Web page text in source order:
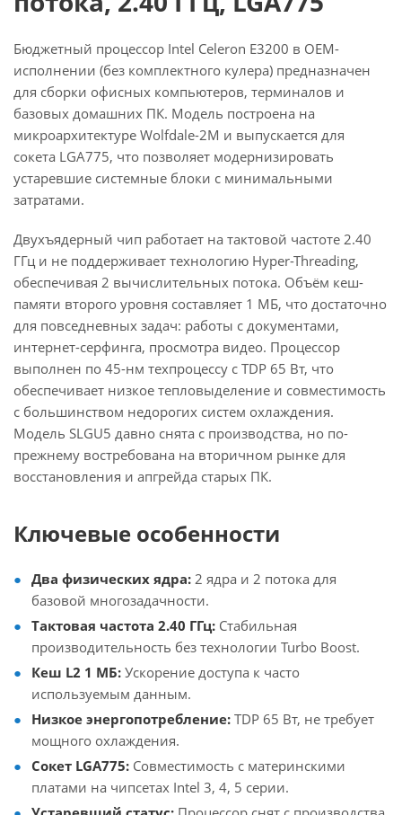
Бюджетный процессор Intel Celeron E3200 в OEM-
исполнении (без комплектного кулера) предназначен
для сборки офисных компьютеров, терминалов и
базовых домашних ПК. Модель построена на
микроархитектуре Wolfdale-2M и выпускается для
сокета LGA775, что позволяет модернизировать
устаревшие системные блоки с минимальными
затратами.
Двухъядерный чип работает на тактовой частоте 2.40
ГГц и не поддерживает технологию Hyper-Threading,
обеспечивая 2 вычислительных потока. Объём кеш-
памяти второго уровня составляет 1 МБ, что достаточно
для повседневных задач: работы с документами,
интернет-серфинга, просмотра видео. Процессор
выполнен по 45-нм техпроцессу с TDP 65 Вт, что
обеспечивает низкое тепловыделение и совместимость
с большинством недорогих систем охлаждения.
Модель SLGU5 давно снята с производства, но по-
прежнему востребована на вторичном рынке для
восстановления и апгрейда старых ПК.
Ключевые особенности
Два физических ядра: 2 ядра и 2 потока для
базовой многозадачности.
Тактовая частота 2.40 ГГц: Стабильная
производительность без технологии Turbo Boost.
Кеш L2 1 МБ: Ускорение доступа к часто
используемым данным.
Низкое энергопотребление: TDP 65 Вт, не требует
мощного охлаждения.
Сокет LGA775: Совместимость с материнскими
платами на чипсетах Intel 3, 4, 5 серии.